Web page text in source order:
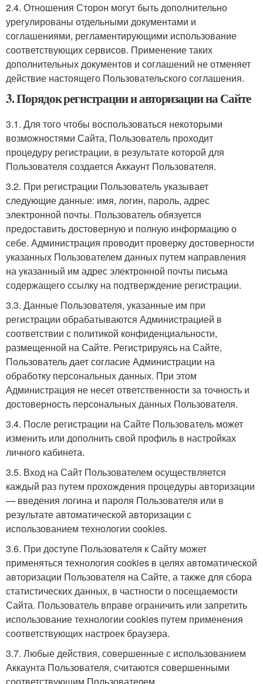
2.4. Отношения Сторон могут быть дополнительно
урегулированы отдельными документами и
соглашениями, регламентирующими использование
соответствующих сервисов. Применение таких
дополнительных документов и соглашений не отменяет
действие настоящего Пользовательского соглашения.
3. Порядок регистрации и авторизации на Сайте
3.1. Для того чтобы воспользоваться некоторыми
возможностями Сайта, Пользователь проходит
процедуру регистрации, в результате которой для
Пользователя создается Аккаунт Пользователя.
3.2. При регистрации Пользователь указывает
следующие данные: имя, логин, пароль, адрес
электронной почты. Пользователь обязуется
предоставить достоверную и полную информацию о
себе. Администрация проводит проверку достоверности
указанных Пользователем данных путем направления
на указанный им адрес электронной почты письма
содержащего ссылку на подтверждение регистрации.
3.3. Данные Пользователя, указанные им при
регистрации обрабатываются Администрацией в
соответствии с политикой конфиденциальности,
размещенной на Сайте. Регистрируясь на Сайте,
Пользователь дает согласие Администрации на
обработку персональных данных. При этом
Администрация не несет ответственности за точность и
достоверность персональных данных Пользователя.
3.4. После регистрации на Сайте Пользователь может
изменить или дополнить свой профиль в настройках
личного кабинета.
3.5. Вход на Сайт Пользователем осуществляется
каждый раз путем прохождения процедуры авторизации
— введения логина и пароля Пользователя или в
результате автоматической авторизации с
использованием технологии cookies.
3.6. При доступе Пользователя к Сайту может
применяться технология cookies в целях автоматической
авторизации Пользователя на Сайте, а также для сбора
статистических данных, в частности о посещаемости
Сайта. Пользователь вправе ограничить или запретить
использование технологии cookies путем применения
соответствующих настроек браузера.
3.7. Любые действия, совершенные с использованием
Аккаунта Пользователя, считаются совершенными